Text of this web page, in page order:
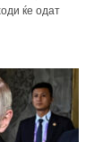
ќе одат